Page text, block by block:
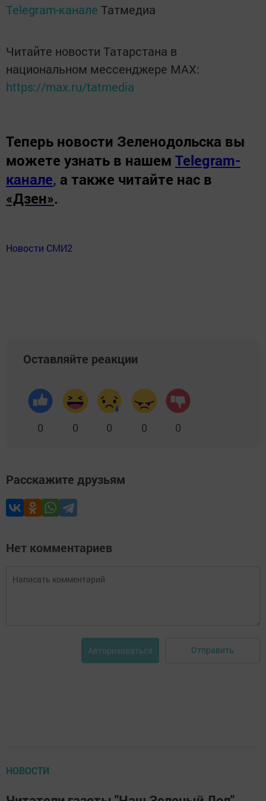
Telegram-канале Татмедиа
Читайте новости Татарстана в
национальном мессенджере MАХ:
https://max.ru/tatmedia
Теперь новости Зеленодольска вы
можете узнать в нашем Telegram-
канале, а также читайте нас в
«Дзен».
Новости СМИ2
Оставляйте реакции
0 0 0 0 0
Расскажите друзьям
Нет комментариев
Авторизоваться Отправить
НОВОСТИ